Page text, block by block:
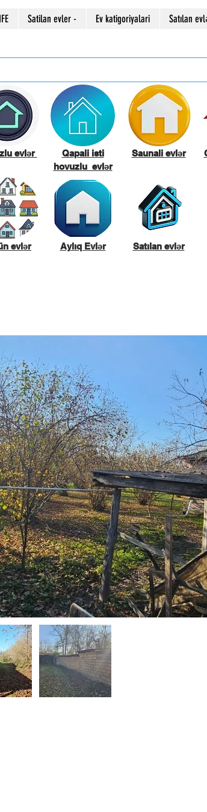
Satilan evler - Ev katigoriyalari Satılan
evlər
evlər
Qapali isti
hovuzlu evlər
Aylıq Evlər
Saunali evlər
Satılan evlər